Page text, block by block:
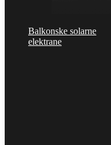
Balkonske solarne
elektrane